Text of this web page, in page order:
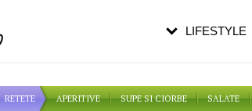
RETETE APERITIVE SUPE SI CIORBE SALATE
LIFESTYLE